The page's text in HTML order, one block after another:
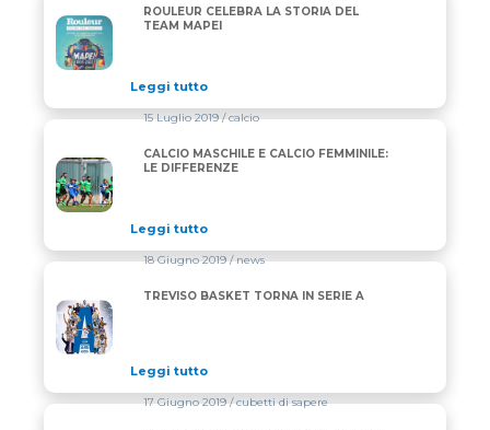
ROULEUR CELEBRA LA STORIA DEL TEAM MAPEI
ROULEUR CELEBRA LA STORIA DEL
TEAM MAPEI
Leggi tutto
CALCIO MASCHILE E CALCIO FEMMINILE: LE
15 Luglio 2019/ calcio
CALCIO MASCHILE E CALCIO FEMMINILE:
LE DIFFERENZE
Leggi tutto
TREVISO BASKET TORNA IN SERIE A
18 Giugno 2019/ news
TREVISO BASKET TORNA IN SERIE A
Leggi tutto
17 Giugno 2019/ cubetti di sapere